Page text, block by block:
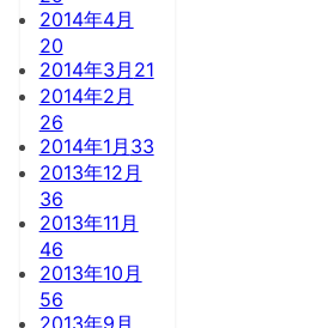
2014年4月
20
2014年3月 21
2014年2月
26
2014年1月 33
2013年12月
36
2013年11月
46
2013年10月
56
2013年9月